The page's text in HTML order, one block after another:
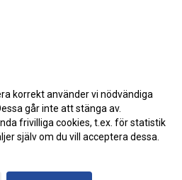
korrekt använder vi nödvändiga
går inte att stänga av.
frivilliga cookies, t.ex. för statistik
själv om du vill acceptera dessa.